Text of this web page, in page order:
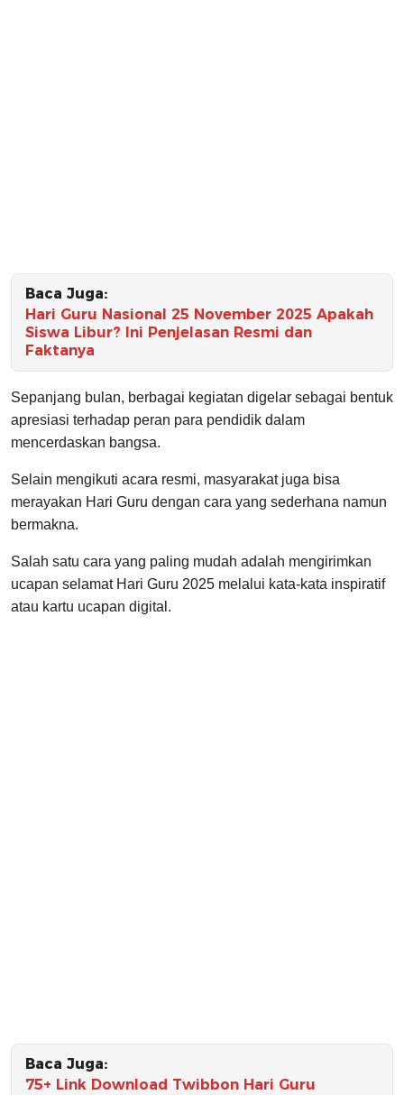
Baca Juga:
Hari Guru Nasional 25 November 2025 Apakah
Siswa Libur? Ini Penjelasan Resmi dan
Faktanya
Sepanjang bulan, berbagai kegiatan digelar sebagai bentuk
apresiasi terhadap peran para pendidik dalam
mencerdaskan bangsa.
Selain mengikuti acara resmi, masyarakat juga bisa
merayakan Hari Guru dengan cara yang sederhana namun
bermakna.
Salah satu cara yang paling mudah adalah mengirimkan
ucapan selamat Hari Guru 2025 melalui kata-kata inspiratif
atau kartu ucapan digital.
Baca Juga:
75+ Link Download Twibbon Hari Guru